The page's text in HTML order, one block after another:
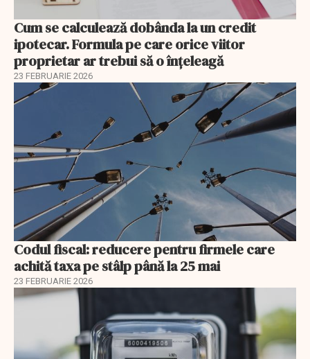
Cum se calculează dobânda la un credit
ipotecar. Formula pe care orice viitor
proprietar ar trebui să o înțeleagă
23 FEBRUARIE 2026
Codul fiscal: reducere pentru firmele care
achită taxa pe stâlp până la 25 mai
23 FEBRUARIE 2026